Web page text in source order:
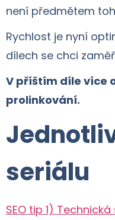
není předmětem
Rychlost je nyní
dílech se chci
V příštím díle více
prolinkování.
seriálu
SEO tip 1)